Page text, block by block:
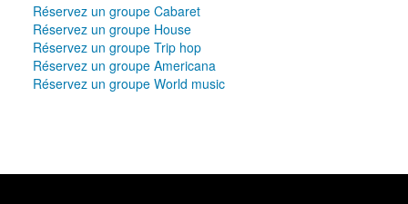
Réservez un groupe Cabaret
Réservez un groupe House
Réservez un groupe Trip hop
Réservez un groupe Americana
Réservez un groupe World music